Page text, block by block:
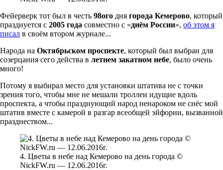
Фейерверк тот был в честь 98ого дня города Кемерово, который
празднуется с 2005 года совместно с «днём России», об этом я
писал в своём втором журнале...
Народа на Октябрьском проспекте, который был выбран для
созерцания сего действа в летнем закатном небе, было очень
много!
Потому я выбирал место для установки штатива не с точки
зрения того, чтобы мне не мешали троллеи идущие вдоль
проспекта, а чтобы празднующий народ ненароком не снёс мой
штатив вместе с камерой в разгар всеобщей эйфории, вызванной
празднеством...
4. Цветы в небе над Кемерово на день города ©
NickFW.ru — 12.06.2016г.